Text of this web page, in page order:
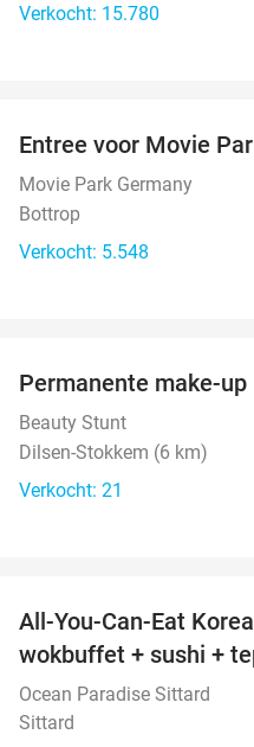
Verkocht: 15.780
Entree voor Movie
Movie Park Germany
Bottrop
Verkocht: 5.548
Permanente make-up
Beauty Stunt
Dilsen-Stokkem (6 km)
Verkocht: 21
All-You-Can-Eat
wokbuffet + sushi +
Ocean Paradise Sittard
Sittard